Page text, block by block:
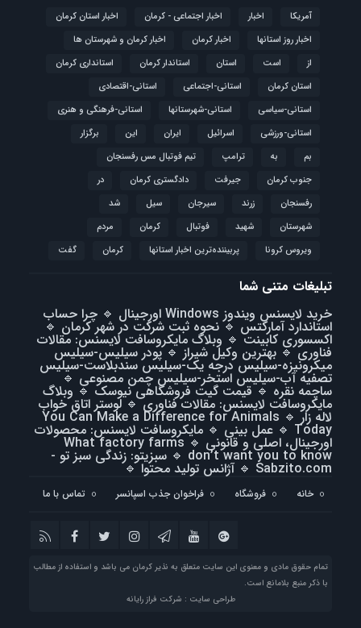
آمریکا اخبار اخبار اجتماعی - کرمان
اخبار استان کرمان
اخبار روز استانها
اخبار کرمان
اخبار کرمان و شهرستان ها
از
است استان استاندار کرمان
استانداری کرمان
استان کرمان
استانی-اجتماعی
استانی-اقتصادی
استانی-سیاسی
استانی-شهرستانها
استانی-فرهنگی و هنری
استانی-ورزشی
اسرائیل ایران این
برگزار
بم
به ترامپ
تیم فوتبال مس رفسنجان
جنوب کرمان
جیرفت دادگستری کرمان
در
رفسنجان
زرند سیرجان سیل
شد
شهرستان
شهید فوتبال كرمان
مردم
ویروس کرونا
پربیننده‌ترین اخبار استانها کرمان گفت
تبلیغات متنی شما
خرید لایسنس ویندوز Windows اورجینال
🔹 چرا حساب
استاندارد آمارکتس 🔹نحوه ثبت شرکت در شهر کرمان 🔹
اکسسوری کابینت 🔹 وبلاگ مایکروسافت لایسنس: مقالات
فناوری🔹 بهترین وکیل شیراز 🔹پودر سیلیس-سیلیس
میکرونیزه-سیلیس درجه یک-سیلیس سندبلاست-سیلیس
تصفیه آب-سیلیس استخر-سیلیس چمن مصنوعی 🔹
ساچمه نقره 🔹قیمت گیت فروشگاهی نیوسک 🔹 وبلاگ
مایکروسافت لایسنس: مقالات فناوری🔹لوستر اتاق خواب
لاله زار 🔹
You Can Make a Difference for Animals
Today
🔹 عمل بینی 🔹 مایکروسافت لایسنس: محصولات
اورجینال، اصلی و قانونی 🔹
What factory farms
don’t want you to know
🔹 سبزیتو: زندگی سبز تو -
Sabzito.com
🔹 آژانس تولید محتوا🔹
خانه فروشگاه فراخوان جذب اسپانسر تماس با ما
تمام حقوق مادی و معنوی این سایت متعلق به نذیر کرمان می باشد و استفاده از مطالب
با ذکر منبع بلامانع است.
طراحی سایت : شرکت فراز رایانه